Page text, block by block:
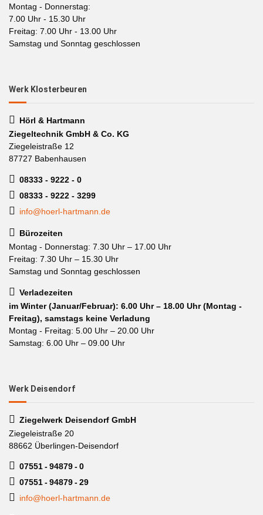
Montag - Donnerstag:
7.00 Uhr - 15.30 Uhr
Freitag: 7.00 Uhr - 13.00 Uhr
Samstag und Sonntag geschlossen
Werk Klosterbeuren
Hörl & Hartmann
Ziegeltechnik GmbH & Co. KG
Ziegeleistraße 12
87727 Babenhausen
08333 - 9222 - 0
08333 - 9222 - 3299
info@hoerl-hartmann.de
Bürozeiten
Montag - Donnerstag: 7.30 Uhr – 17.00 Uhr
Freitag: 7.30 Uhr – 15.30 Uhr
Samstag und Sonntag geschlossen
Verladezeiten
im Winter (Januar/Februar): 6.00 Uhr – 18.00 Uhr (Montag -
Freitag), samstags keine Verladung
Montag - Freitag: 5.00 Uhr – 20.00 Uhr
Samstag: 6.00 Uhr – 09.00 Uhr
Werk Deisendorf
Ziegelwerk Deisendorf GmbH
Ziegeleistraße 20
88662 Überlingen-Deisendorf
07551 - 94879 - 0
07551 - 94879 - 29
info@hoerl-hartmann.de